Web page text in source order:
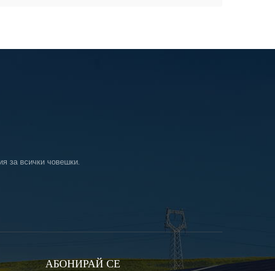
за всички човешки.
АБОНИРАЙ СЕ